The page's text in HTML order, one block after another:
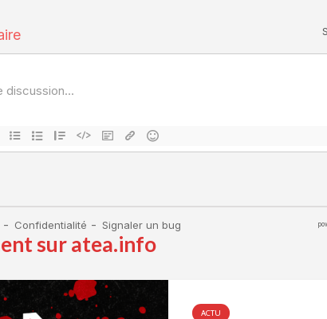
sur atea.info
ACTU